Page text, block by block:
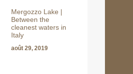
Mergozzo Lake |
Between the
cleanest waters in
Italy
août 29, 2019